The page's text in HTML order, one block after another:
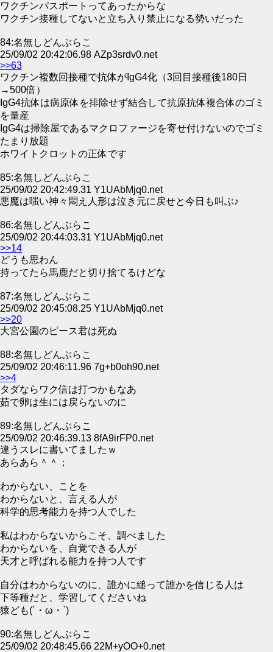
ワクチンパスポートってあったからな
ワクチン接種してないと立ち入り禁止になる勢いだった
84:名無しどんぶらこ
25/09/02 20:42:06.98 AZp3srdv0.net
>>63
ワクチン複数回接種で抗体がIgG4化（3回目接種後180日
→500倍）
IgG4抗体は病原体を排除せず結合して抗原抗体複合体のゴミ
を量産
IgG4は掃除屋であるマクロファージを寄せ付けないのでゴミ
たまり放題
ホワイトクロットの正体です
85:名無しどんぶらこ
25/09/02 20:42:49.31 Y1UAbMjq0.net
悪魔は嗤い神々悶え人形は泣き元に戻せと今日も叫ぶ♪
86:名無しどんぶらこ
25/09/02 20:44:03.31 Y1UAbMjq0.net
>>14
どうも思わん
持ってたら馬鹿だと切り捨てるけどな
87:名無しどんぶらこ
25/09/02 20:45:08.25 Y1UAbMjq0.net
>>20
大宮公園のピース君は死ぬ
88:名無しどんぶらこ
25/09/02 20:46:11.96 7g+b0oh90.net
>>4
タダならワク信は打つかもなあ
茹で卵は生には戻らないのに
89:名無しどんぶらこ
25/09/02 20:46:39.13 8fA9irFP0.net
違うスレに書いてましたｗ
あらあら＾＾；
わからない、ことを
わからないと、言える人が
科学的思考能力を持つ人でした
私はわからないからこそ、調べました
わからないを、自覚できる人が
天才と呼ばれる能力を持つ人です
自分はわからないのに、誰かに縋って誰かを信じる人は
下等種だと、学習してくださいね
猿ども(´・ω・`)
90:名無しどんぶらこ
25/09/02 20:48:45.66 22M+yOO+0.net